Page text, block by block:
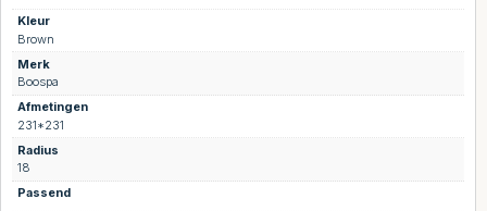
Kleur
Brown
Merk
Boospa
Afmetingen
231*231
Radius
18
Passend